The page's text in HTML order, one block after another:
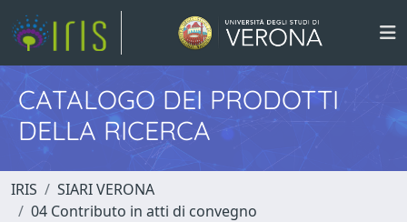
CATALOGO DEI PRODOTTI
DELLA RICERCA
IRIS
SIARI VERONA
04 Contributo in atti di convegno